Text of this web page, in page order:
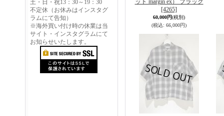
土・日・祝13：30～19：30
不定休（お休みはインスタグ
ラムにて告知）
※海外買い付け時の休業は当
サイト・インスタグラムにて
お知らせいたします。
ット margin ex） ブラック
[4265]
60,000円(税別)
(税込: 66,000円)